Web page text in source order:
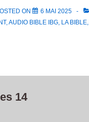
ON 6 MAI 2025
,AUDIO BIBLE IBG, LA BIBLE,
14